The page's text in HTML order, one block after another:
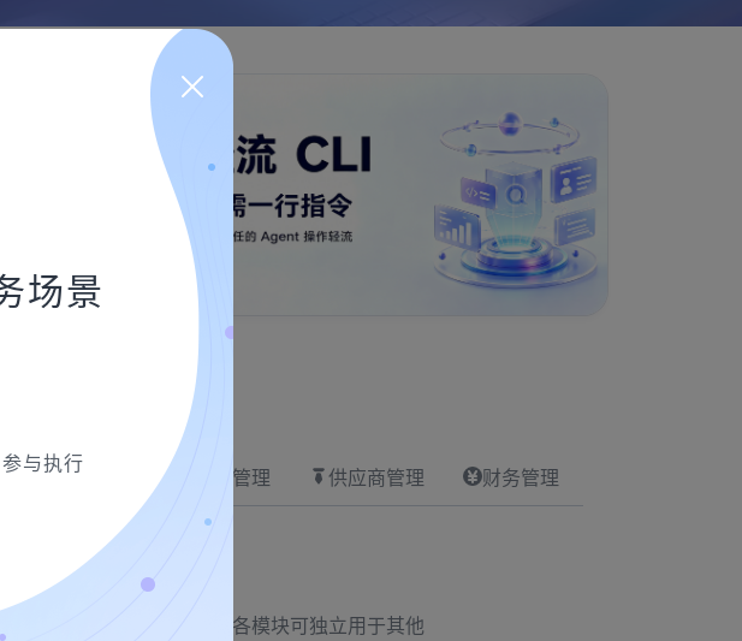
场景
与执行
OA协同办公 设备管理 供应商管理 财务管理
管理系统
员支持即可自定义流程。各模块可独立用于其他